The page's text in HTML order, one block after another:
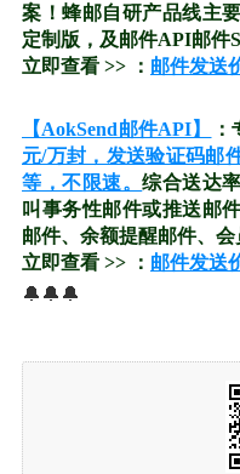
案！蜂邮自研产品线主
定制版，及邮件API邮件
立即查看 >> ： 邮件发送
【AokSend邮件API】
元/万封，发送验证码邮
等，不限速。综合送达
叫事务性邮件或推送邮
邮件、余额提醒邮件、
立即查看 >> ： 邮件发送
🔔🔔🔔